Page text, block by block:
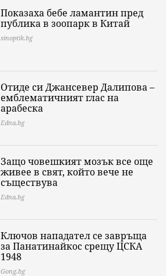
Показаха бебе ламантин пред
публика в зоопарк в Китай
sinoptik.bg
Отиде си Джансевер Далипова –
емблематичният глас на
арабеска
Edna.bg
Защо човешкият мозък все още
живее в свят, който вече не
съществува
Edna.bg
Ключов нападател се завръща
за Панатинайкос срещу ЦСКА
1948
Gong.bg